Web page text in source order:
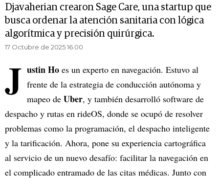
Djavaherian crearon Sage Care, una startup que
busca ordenar la atención sanitaria con lógica
algorítmica y precisión quirúrgica.
17 Octubre de 2025 16.00
J ustin Ho es un experto en navegación. Estuvo al
frente de la estrategia de conducción autónoma y
mapeo de Uber, y también desarrolló software de
despacho y rutas en rideOS, donde se ocupó de resolver
problemas como la programación, el despacho inteligente
y la tarificación. Ahora, pone su experiencia cartográfica
al servicio de un nuevo desafío: facilitar la navegación en
el complicado entramado de las citas médicas. Junto con